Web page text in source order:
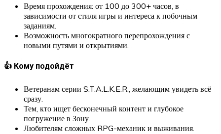
Время прохождения: от 100 до 300+ часов, в
зависимости от стиля игры и интереса к побочным
заданиям.
Возможность многократного перепрохождения с
новыми путями и открытиями.
👍 Кому подойдёт
Ветеранам серии S.T.A.L.K.E.R., желающим увидеть всё
сразу.
Тем, кто ищет бесконечный контент и глубокое
погружение в Зону.
Любителям сложных RPG-механик и выживания.